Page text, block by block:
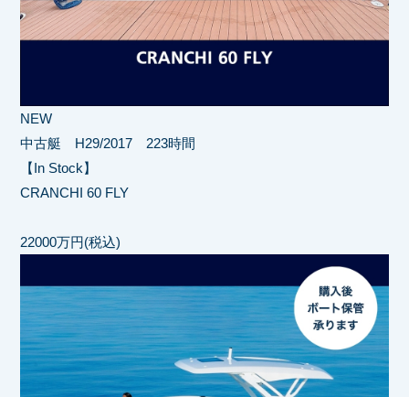
NEW
中古艇 H29/2017 223時間
【In Stock】
CRANCHI 60 FLY
22000万円(税込)